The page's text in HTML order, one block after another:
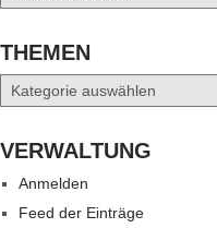
THEMEN
Themen
VERWALTUNG
Anmelden
Feed der Einträge